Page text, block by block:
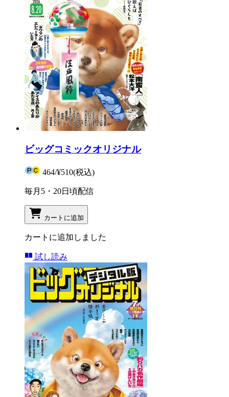
ビッグコミックオリジナル
464/¥510(税込)
毎月5・20日頃配信
カートに追加
カートに追加しました
試し読み